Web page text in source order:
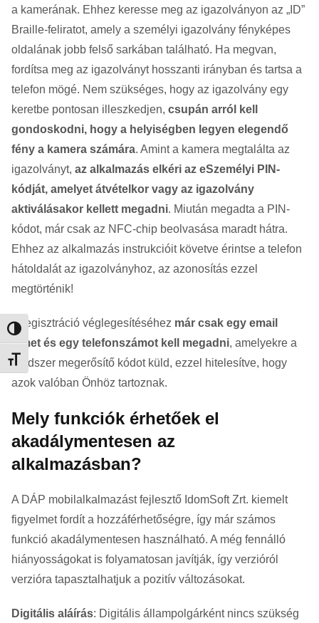
Nagy kontraszt váltása
Betűméret váltása
a kamerának. Ehhez keresse meg az igazolványon az „ID”
Braille-feliratot, amely a személyi igazolvány fényképes
oldalának jobb felső sarkában található. Ha megvan,
fordítsa meg az igazolványt hosszanti irányban és tartsa a
telefon mögé. Nem szükséges, hogy az igazolvány egy
keretbe pontosan illeszkedjen, csupán arról kell
gondoskodni, hogy a helyiségben legyen elegendő
fény a kamera számára. Amint a kamera megtalálta az
igazolványt, az alkalmazás elkéri az eSzemélyi PIN-
kódját, amelyet átvételkor vagy az igazolvány
aktiválásakor kellett megadni. Miután megadta a PIN-
kódot, már csak az NFC-chip beolvasása maradt hátra.
Ehhez az alkalmazás instrukcióit követve érintse a telefon
hátoldalát az igazolványhoz, az azonosítás ezzel
megtörténik!
A regisztráció véglegesítéséhez már csak egy email
címet és egy telefonszámot kell megadni, amelyekre a
rendszer megerősítő kódot küld, ezzel hitelesítve, hogy
azok valóban Önhöz tartoznak.
Mely funkciók érhetőek el
akadálymentesen az
alkalmazásban?
A DÁP mobilalkalmazást fejlesztő IdomSoft Zrt. kiemelt
figyelmet fordít a hozzáférhetőségre, így már számos
funkció akadálymentesen használható. A még fennálló
hiányosságokat is folyamatosan javítják, így verzióról
verzióra tapasztalhatjuk a pozitív változásokat.
Digitális aláírás: Digitális állampolgárként nincs szükség